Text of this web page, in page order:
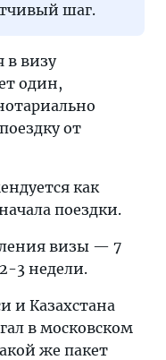
шаг.
в визу
один,
от
как
поездки.
визы — 7
3 недели.
и Казахстана
в московском
же пакет